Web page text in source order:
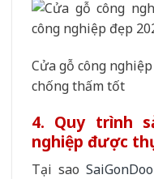
Cửa gỗ công
chống thấm tốt
4. Quy trình
nghiệp được
Tại sao